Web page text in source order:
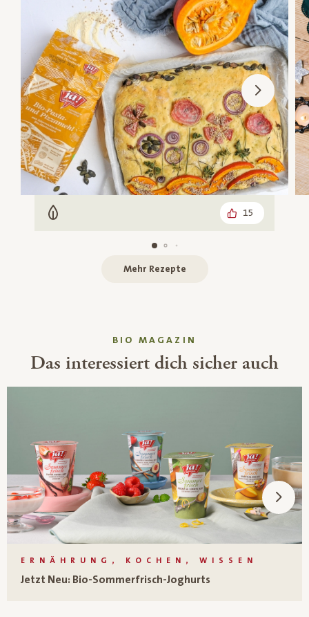
Vegetarisch 15
Mehr Rezepte
BIO MAGAZIN
Das interessiert dich sicher auch
ERNÄHRUNG, KOCHEN, WISSEN
Jetzt Neu: Bio-Sommerfrisch-Joghurts